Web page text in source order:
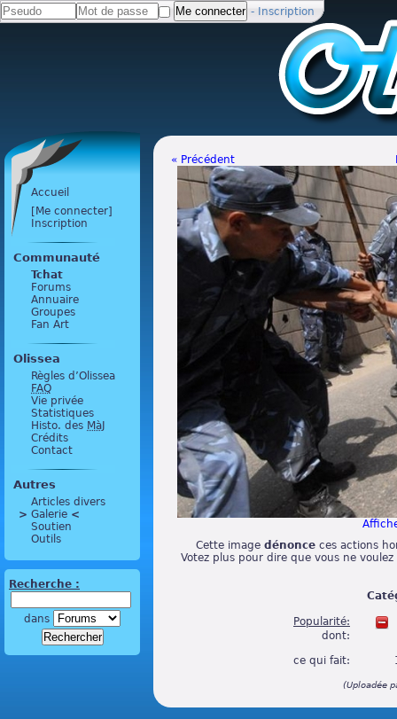
- Inscription
Accueil
[Me connecter]
Inscription
Communauté
Tchat
Forums
Annuaire
Groupes
Fan Art
Olissea
Règles d’Olissea
FAQ
Vie privée
Statistiques
Histo. des MàJ
Crédits
Contact
Autres
Articles divers
> Galerie <
Soutien
Outils
Recherche :
dans
« Précédent
Cette image dénonceces actions
Votez plus pour dire que vous ne
Popularité:
dont:
ce qui fait:
(Uploadée